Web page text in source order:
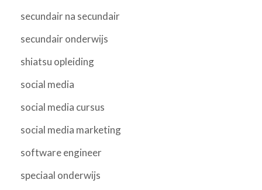
secundair na secundair
secundair onderwijs
shiatsu opleiding
social media
social media cursus
social media marketing
software engineer
speciaal onderwijs